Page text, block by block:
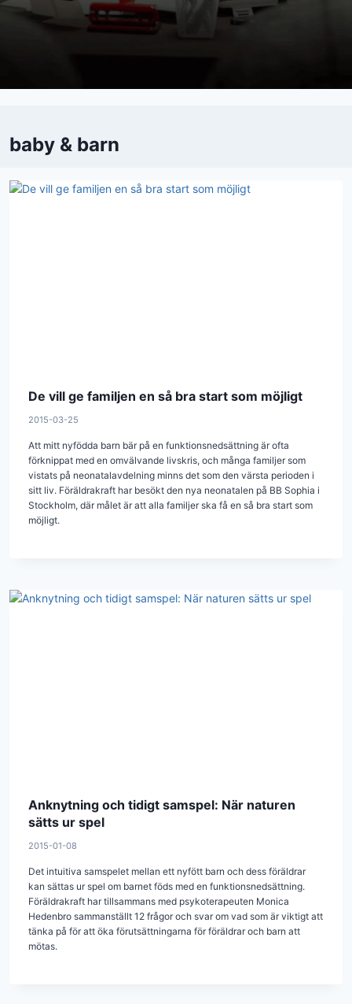
baby & barn
De vill ge familjen en så bra start som möjligt
2015-03-25
Att mitt nyfödda barn bär på en funktionsnedsättning är ofta
förknippat med en omvälvande livskris, och många familjer som
vistats på neonatalavdelning minns det som den värsta perioden i
sitt liv. Föräldrakraft har besökt den nya neonatalen på BB Sophia i
Stockholm, där målet är att alla familjer ska få en så bra start som
möjligt.
Anknytning och tidigt samspel: När naturen
sätts ur spel
2015-01-08
Det intuitiva samspelet mellan ett nyfött barn och dess föräldrar
kan sättas ur spel om barnet föds med en funktionsnedsättning.
Föräldrakraft har tillsammans med psykoterapeuten Monica
Hedenbro sammanställt 12 frågor och svar om vad som är viktigt att
tänka på för att öka förutsättningarna för föräldrar och barn att
mötas.